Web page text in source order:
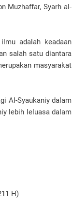
Muzhaffar, Syarh al-
adalah keadaan
salah satu diantara
masyarakat
Al-Syaukaniy dalam
lebih leluasa dalam
H)